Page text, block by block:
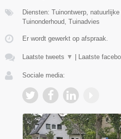
Diensten: Tuinontwerp,
Tuinonderhoud, Tuinadvies
Er wordt gewerkt op afspraak.
Laatste tweets ▼ Laatste
Sociale media: